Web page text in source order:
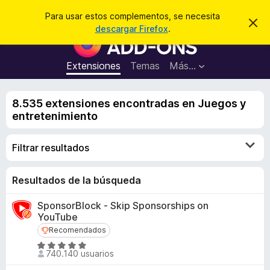
Para usar estos complementos, se necesita
descargar Firefox.
I
r
i
B
u
s
c
d
c
m
Extensiones Temas Más...
Iniciar sesión
s
8.535 extensiones encontradas en Juegos y
entretenimiento
Filtrar resultados
Resultados de la búsqueda
SponsorBlock - Skip Sponsorships on
YouTube
Recomendados
Recomendados
S
e
740.140 usuarios